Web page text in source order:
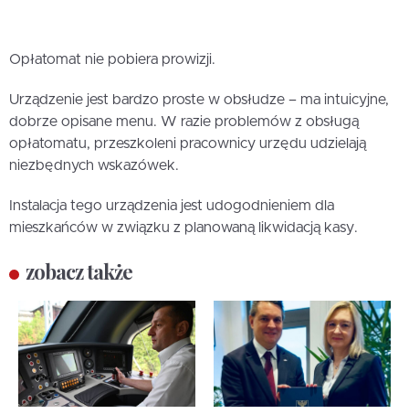
Opłatomat nie pobiera prowizji.
Urządzenie jest bardzo proste w obsłudze – ma intuicyjne,
dobrze opisane menu. W razie problemów z obsługą
opłatomatu, przeszkoleni pracownicy urzędu udzielają
niezbędnych wskazówek.
Instalacja tego urządzenia jest udogodnieniem dla
mieszkańców w związku z planowaną likwidacją kasy.
zobacz także